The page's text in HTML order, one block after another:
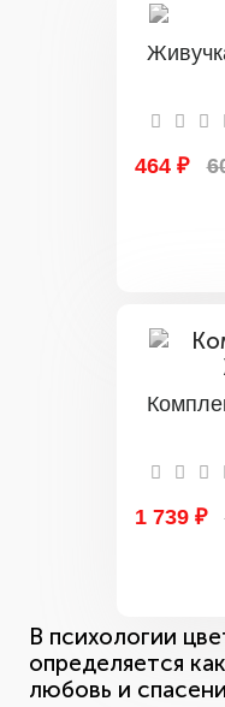
464 ₽
1 739 ₽
В психологии
определяется
любовь и